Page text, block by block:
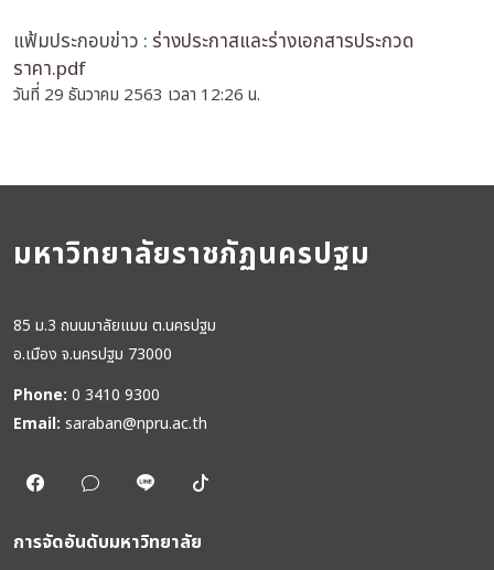
แฟ้มประกอบข่าว : ร่างประกาสและร่างเอกสารประกวด
ราคา.pdf
วันที่ 29 ธันวาคม 2563 เวลา 12:26 น.
มหาวิทยาลัยราชภัฏนครปฐม
85 ม.3 ถนนมาลัยแมน ต.นครปฐม
อ.เมือง จ.นครปฐม 73000
Phone: 0 3410 9300
Email: saraban@npru.ac.th
การจัดอันดับมหาวิทยาลัย